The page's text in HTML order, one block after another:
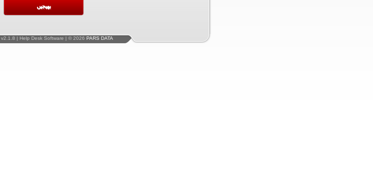
v2.1.8 | Help Desk Software | © 2026 PARS DATA